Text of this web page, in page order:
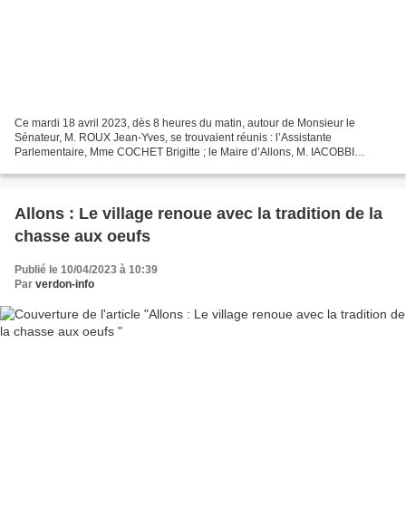
Ce mardi 18 avril 2023, dès 8 heures du matin, autour de Monsieur le
Sénateur, M. ROUX Jean-Yves, se trouvaient réunis : l’Assistante
Parlementaire, Mme COCHET Brigitte ; le Maire d’Allons, M. IACOBBI
Allons : Le village renoue avec la tradition de la
chasse aux oeufs
Publié le 10/04/2023 à 10:39
Par verdon-info